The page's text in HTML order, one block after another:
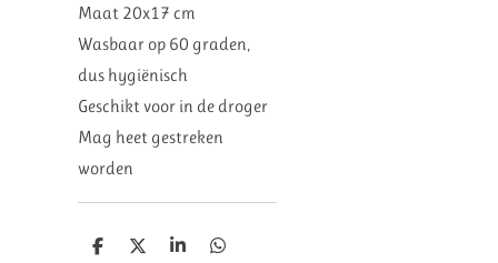
Maat 20x17 cm
Wasbaar op 60 graden,
dus hygiënisch
Geschikt voor in de droger
Mag heet gestreken
worden
D
D
S
D